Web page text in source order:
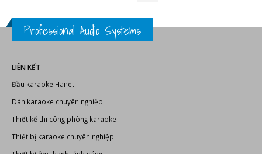
Loa karaoke Bonus 868
7.900.000₫
Đầu karaoke Hanet PlayX
One 1TB
5.290.000
Professional Audio Systems
LIÊN KẾT